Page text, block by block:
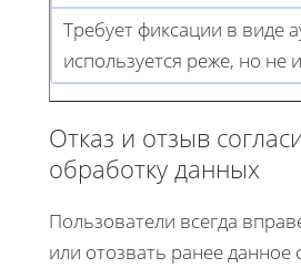
Требует фиксации в виде
используется реже, но не
Отказ и отзыв
обработку данных
Пользователи всегда
или отозвать ранее данное